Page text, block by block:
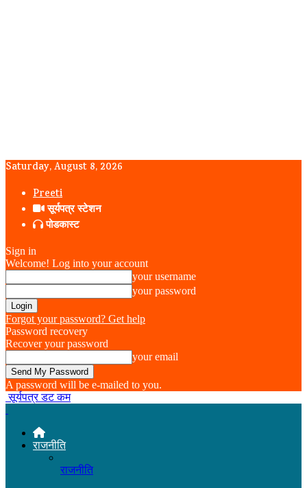
Saturday, August 8, 2026
Preeti
सूर्यपत्र स्टेशन
पोडकास्ट
Sign in
Welcome! Log into your account
your username
your password
Forgot your password? Get help
Password recovery
Recover your password
your email
A password will be e-mailed to you.
सूर्यपत्र डट कम
राजनीति
राजनीति